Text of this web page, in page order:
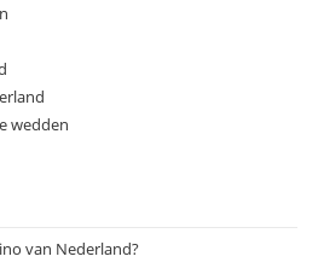
wedden
van Nederland?